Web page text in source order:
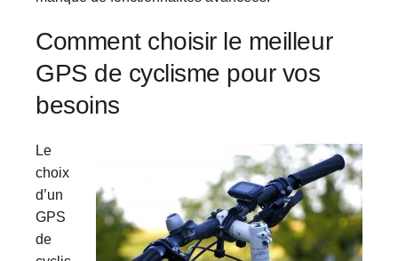
Comment choisir le meilleur
GPS de cyclisme pour vos
besoins
Le
choix
d’un
GPS
de